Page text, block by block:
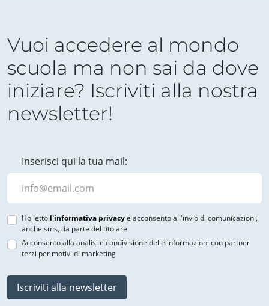
Vuoi accedere al mondo
scuola ma non sai da dove
iniziare? Iscriviti alla nostra
newsletter!
Inserisci qui la tua mail:
Ho letto l'informativa privacye acconsento all'invio di comunicazioni,
anche sms, da parte del titolare
Acconsento alla analisi e condivisione delle informazioni con partner
terzi per motivi di marketing
Iscriviti alla newsletter